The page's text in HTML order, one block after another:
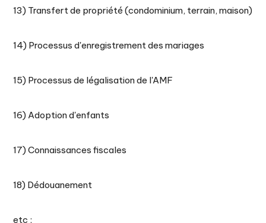
13) Transfert de propriété (condominium, terrain, maison)
14) Processus d'enregistrement des mariages
15) Processus de légalisation de l'AMF
16) Adoption d'enfants
17) Connaissances fiscales
18) Dédouanement
etc ;